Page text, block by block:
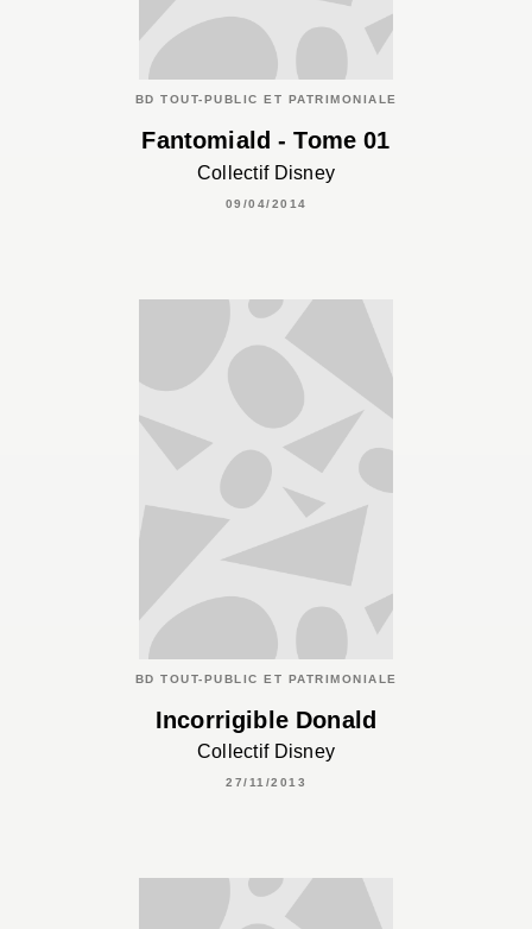
BD TOUT-PUBLIC ET PATRIMONIALE
Fantomiald - Tome 01
Collectif Disney
09/04/2014
BD TOUT-PUBLIC ET PATRIMONIALE
Incorrigible Donald
Collectif Disney
27/11/2013